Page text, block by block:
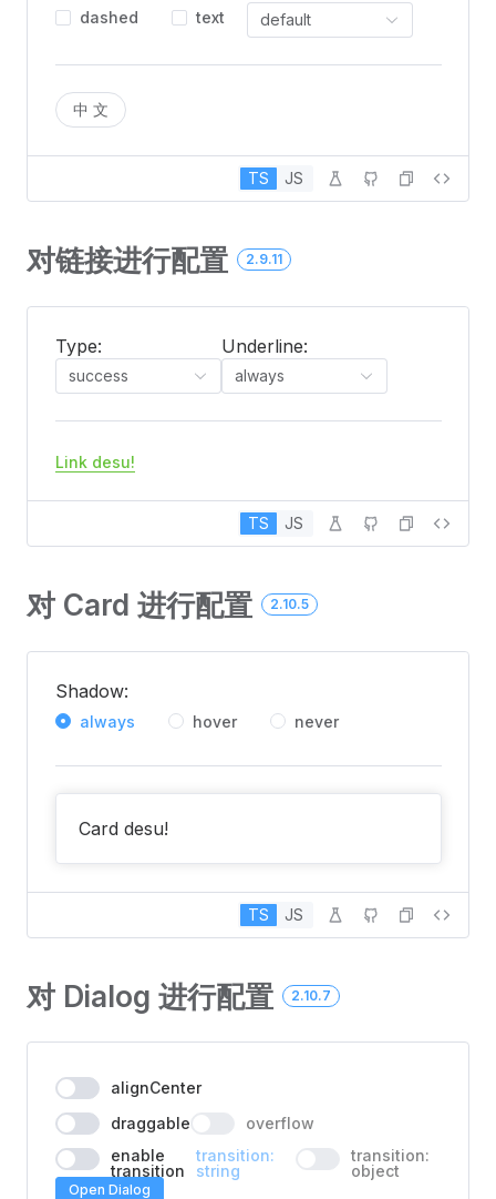
dashed
text default
中文
TS JS
对链接进行配置 2.9.11
Type:
success
Underline:
always
Link desu!
TS JS
对 Card 进行配置 2.10.5
Shadow:
always hover never
Card desu!
TS JS
对 Dialog 进行配置 2.10.7
alignCenter
draggable
overflow
enable
transition
transition:
string
transition:
object
Open Dialog